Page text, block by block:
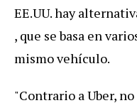
EE.UU. hay
, que se basa en
mismo vehículo.
"Contrario a Uber,